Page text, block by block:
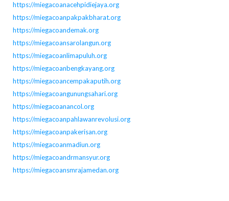
https://miegacoanacehpidiejaya.org
https://miegacoanpakpakbharat.org
https://miegacoandemak.org
https://miegacoansarolangun.org
https://miegacoanlimapuluh.org
https://miegacoanbengkayang.org
https://miegacoancempakaputih.org
https://miegacoangunungsahari.org
https://miegacoanancol.org
https://miegacoanpahlawanrevolusi.org
https://miegacoanpakerisan.org
https://miegacoanmadiun.org
https://miegacoandrmansyur.org
https://miegacoansmrajamedan.org